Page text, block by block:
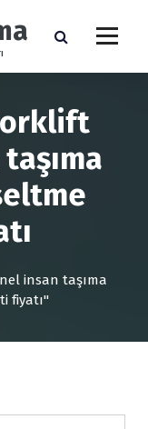
insan taşıma
fiyatı"